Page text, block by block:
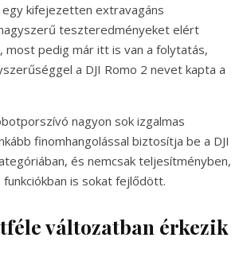
kifejezetten extravagáns
teszteredményeket elért
most pedig már itt is van a folytatás,
a DJI Romo 2 nevet kapta a
nagyon sok izgalmas
finomhangolással biztosítja be a DJI
és nemcsak teljesítményben,
is sokat fejlődött.
változatban érkezik